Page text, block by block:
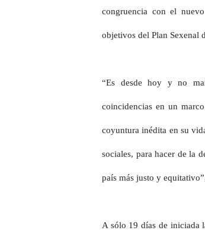
congruencia con el
objetivos del Plan Sexenal
“Es desde hoy y no
coincidencias en un
coyuntura inédita en su
sociales, para hacer de la
país más justo y
A sólo 19 días de iniciada